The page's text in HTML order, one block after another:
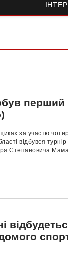
перший
за участю
відбувся
Степановича